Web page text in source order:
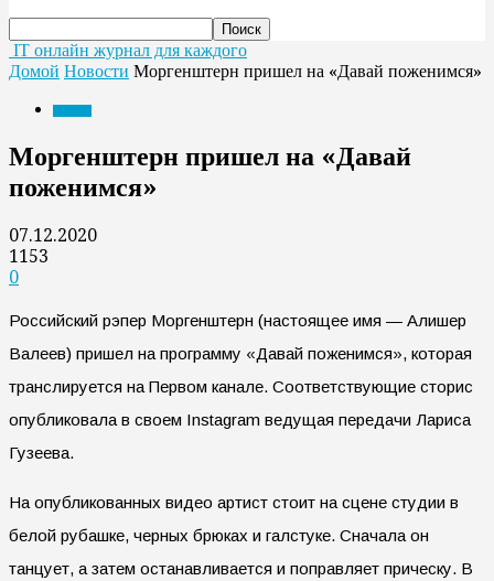
IT онлайн журнал для каждого
Домой Новости Моргенштерн пришел на «Давай поженимся»
Моргенштерн пришел на «Давай
поженимся»
07.12.2020
1153
0
Российский рэпер Моргенштерн (настоящее имя — Алишер
Валеев) пришел на программу «Давай поженимся», которая
транслируется на Первом канале. Соответствующие сторис
опубликовала в своем Instagram ведущая передачи Лариса
Гузеева.
На опубликованных видео артист стоит на сцене студии в
белой рубашке, черных брюках и галстуке. Сначала он
танцует, а затем останавливается и поправляет прическу. В